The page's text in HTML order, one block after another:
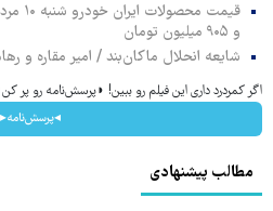
و ۹۰۵ میلیون تومان
شایعه انحلال ماکان‌بند / امیر مقاره و
اگر کمردرد داری این فیلم رو ببین! ◗پرسش‌نامه رو پر
◂پرسش‌نامه▸
مطالب پیشنهادی